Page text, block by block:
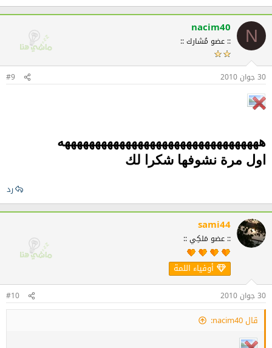
N
nacim40
:: عضو مُشارك ::
30 جوان 2010 #9
هههههههههههههههههههههههههههههههههه
اول مرة نشوفها شكرا لك
رد
sami44
:: عضو مَلكِي ::
أوفياء اللمة
30 جوان 2010 #10
قال nacim40: